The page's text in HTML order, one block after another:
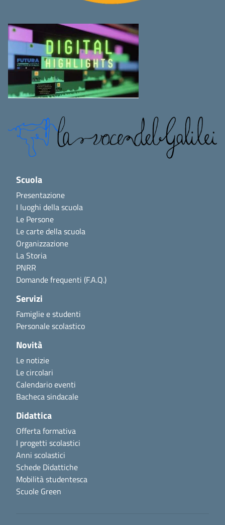
Scuola
Presentazione
I luoghi della scuola
Le Persone
Le carte della scuola
Organizzazione
La Storia
PNRR
Domande frequenti (F.A.Q.)
Servizi
Famiglie e studenti
Personale scolastico
Novità
Le notizie
Le circolari
Calendario eventi
Bacheca sindacale
Didattica
Offerta formativa
I progetti scolastici
Anni scolastici
Schede Didattiche
Mobilità studentesca
Scuole Green